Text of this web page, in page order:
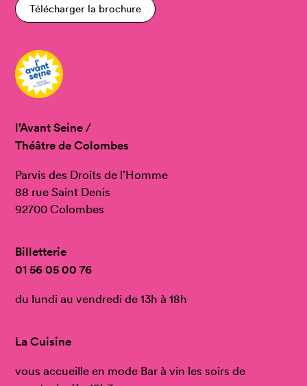
Télécharger la brochure
l’Avant Seine /
Théâtre de Colombes
Parvis des Droits de l’Homme
88 rue Saint Denis
92700 Colombes
Billetterie
01 56 05 00 76
du lundi au vendredi de 13h à 18h
La Cuisine
vous accueille en mode Bar à vin les soirs de